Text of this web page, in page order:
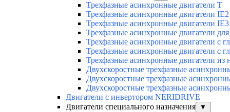
Трехфазные асинхронные двигатели Т
Трехфазные асинхронные двигатели
Трехфазные асинхронные двигатели
Трехфазные асинхронные двигатели
Трехфазные асинхронные двигатели с
Трехфазные асинхронные двигатели с
Трехфазные асинхронные двигатели
Двухскоростные трехфазные
Двухскоростные трехфазные
Двухскоростные трехфазные
Двигатели с инвертором NERIDRIVE
Двигатели специального назначения
▼